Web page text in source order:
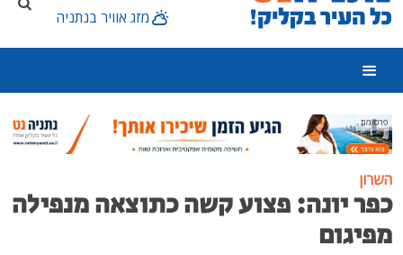
מזג אוויר בנתניה
פרסומת
השרון
כפר יונה: פצוע קשה כתוצאה מנפילה
מפיגום